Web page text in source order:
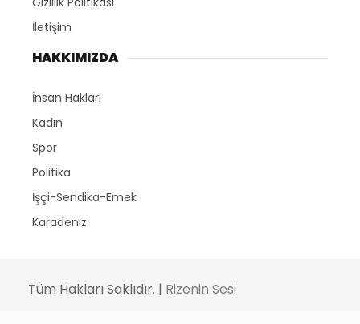
İletişim
HAKKIMIZDA
İnsan Hakları
Kadın
Spor
Politika
İşçi-Sendika-Emek
Karadeniz
Tüm Hakları Saklıdır. | Rizenin Sesi